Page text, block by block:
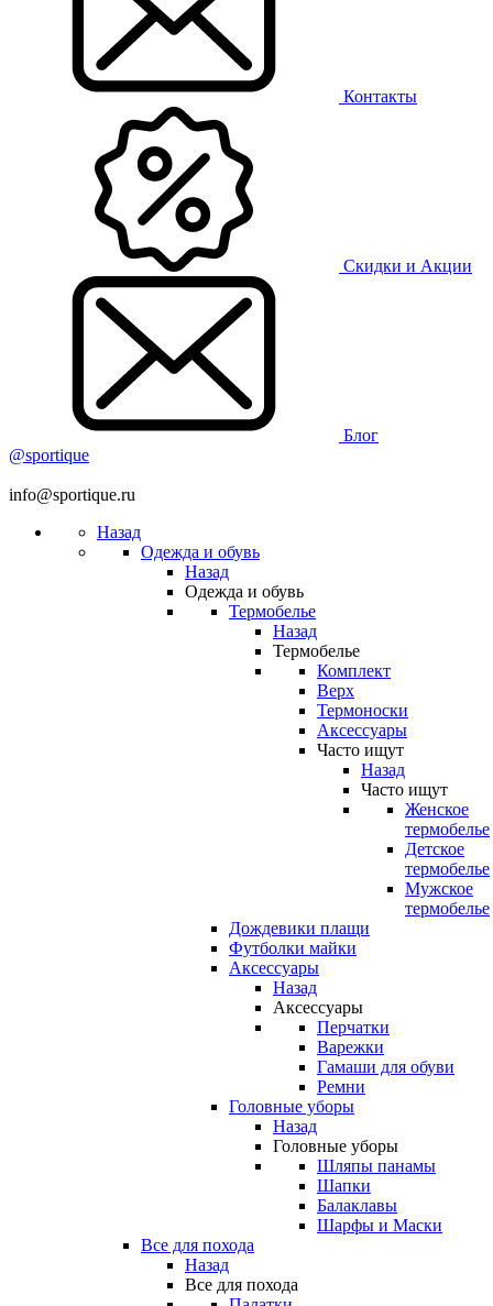
Контакты
Скидки и Акции
Блог
@sportique
info@sportique.ru
Назад
Одежда и обувь
Назад
Одежда и обувь
Термобелье
Назад
Термобелье
Комплект
Верх
Термоноски
Аксессуары
Часто ищут
Назад
Часто ищут
Женское
термобелье
Детское
термобелье
Мужское
термобелье
Дождевики плащи
Футболки майки
Аксессуары
Назад
Аксессуары
Перчатки
Варежки
Гамаши для обуви
Ремни
Головные уборы
Назад
Головные уборы
Шляпы панамы
Шапки
Балаклавы
Шарфы и Маски
Все для похода
Назад
Все для похода